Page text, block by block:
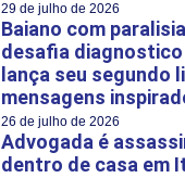
29 de julho de 2026
Baiano com
desafia diagnostico
lança seu segundo
mensagens
26 de julho de 2026
Advogada é
dentro de casa em